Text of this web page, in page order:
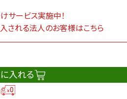
サービス実施中！
される法人のお客様はこちら
入れる